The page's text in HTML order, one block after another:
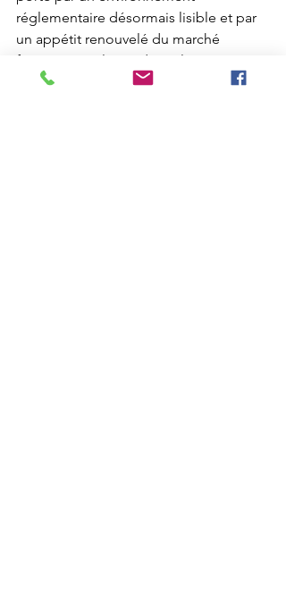
réglementaire désormais lisible et par
un appétit renouvelé du marché
français pour le résidentiel.
Reportage réalisé par